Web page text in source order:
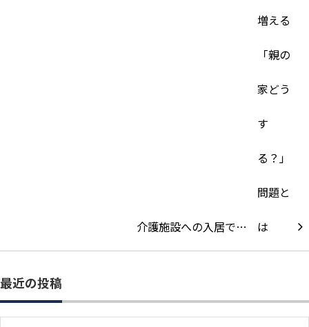
介護施設への入居で…
最近の投稿